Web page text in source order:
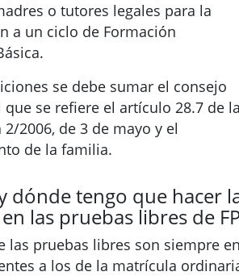
o tutores legales para la
a un ciclo de Formación
se debe sumar el consejo
se refiere el artículo 28.7 de
2/2006, de 3 de mayo y el
de la familia.
dónde tengo que hacer
las pruebas libres de
las pruebas libres son siempre
a los de la matrícula